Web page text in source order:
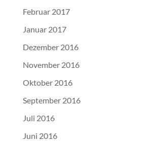
Februar 2017
Januar 2017
Dezember 2016
November 2016
Oktober 2016
September 2016
Juli 2016
Juni 2016